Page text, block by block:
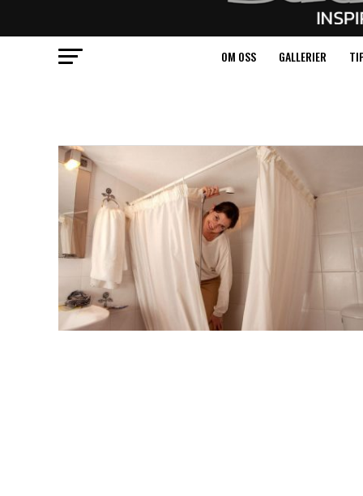
OM OSS GALLERIER